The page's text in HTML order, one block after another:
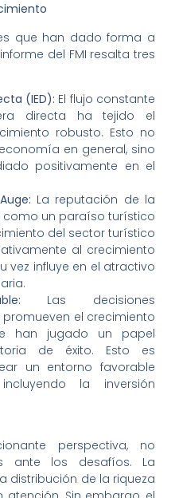
que han dado forma a
del FMI resalta tres
(IED): El flujo constante
directa ha tejido el
robusto. Esto no
en general, sino
positivamente en el
La reputación de la
como un paraíso turístico
del sector turístico
al crecimiento
vez influye en el atractivo
Las decisiones
el crecimiento
han jugado un papel
de éxito. Esto es
un entorno favorable
la inversión
perspectiva, no
ante los desafíos. La
distribución de la riqueza